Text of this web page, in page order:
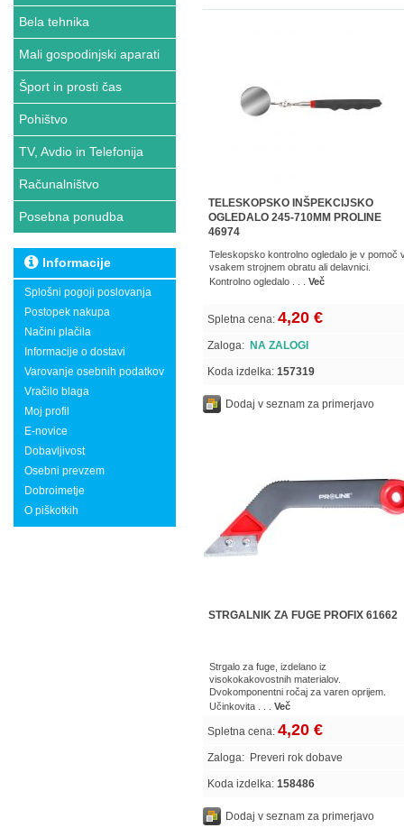
Bela tehnika
Mali gospodinjski aparati
Šport in prosti čas
Pohištvo
TV, Avdio in Telefonija
Računalništvo
Posebna ponudba
Informacije
Splošni pogoji poslovanja
Postopek nakupa
Načini plačila
Informacije o dostavi
Varovanje osebnih podatkov
Vračilo blaga
Moj profil
E-novice
Dobavljivost
Osebni prevzem
Dobroimetje
O piškotkih
TELESKOPSKO INŠPEKCIJSKO
OGLEDALO 245-710MM PROLINE
46974
Teleskopsko kontrolno ogledalo je v pomoč
vsakem strojnem obratu ali delavnici.
Kontrolno ogledalo . . . Več
Spletna cena: 4,20 €
Zaloga: NA ZALOGI
Koda izdelka: 157319
Dodaj v seznam za primerjavo
STRGALNIK ZA FUGE PROFIX 61662
Strgalo za fuge, izdelano iz
visokokakovostnih materialov.
Dvokomponentni ročaj za varen oprijem.
Učinkovita . . . Več
Spletna cena: 4,20 €
Zaloga: Preveri rok dobave
Koda izdelka: 158486
Dodaj v seznam za primerjavo